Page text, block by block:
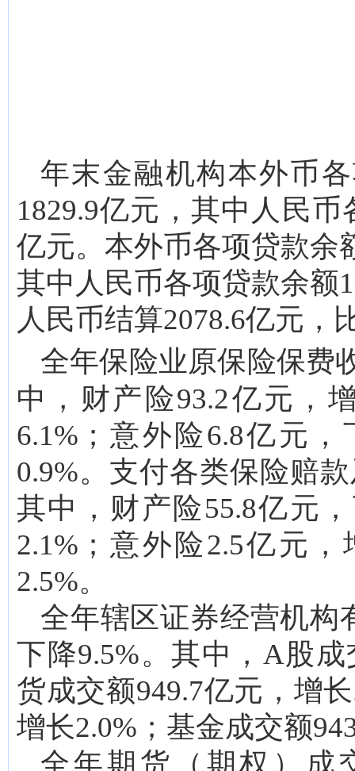
年末金融机构本外币
1829.9亿元，其中人民
亿元。本外币各项贷款余
其中人民币各项贷款余额
人民币结算2078.6亿元，
全年保险业原保险保费
中，财产险93.2亿元，
6.1%；意外险6.8亿元
0.9%。支付各类保险赔
其中，财产险55.8亿元
2.1%；意外险2.5亿元
2.5%。
全年辖区证券经营机构
下降9.5%。其中，A股成
货成交额949.7亿元，增
增长2.0%；基金成交额
全年期货（期权）成